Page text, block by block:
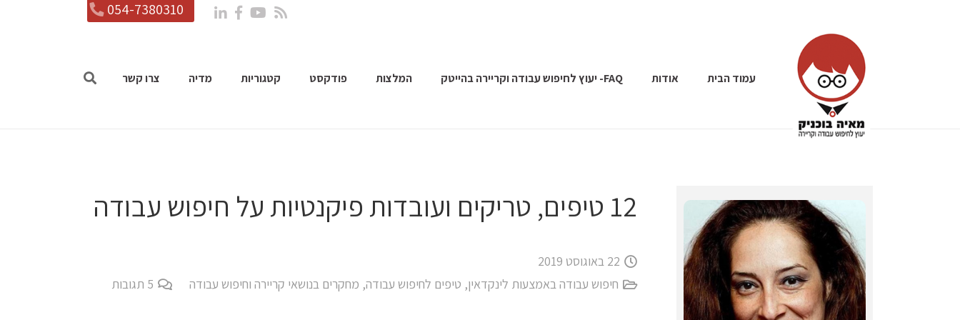
054-7380310
עמוד הבית אודות FAQ- יעוץ לחיפוש עבודה וקריירה בהייטק המלצות פודקסט קטגוריות מדיה צרו קשר
12 טיפים, טריקים ועובדות פיקנטיות על חיפוש עבודה
22 באוגוסט 2019
חיפוש עבודה באמצעות לינקדאין, טיפים לחיפוש עבודה, מחקרים בנושאי קריירה וחיפוש עבודה 5 תגובות